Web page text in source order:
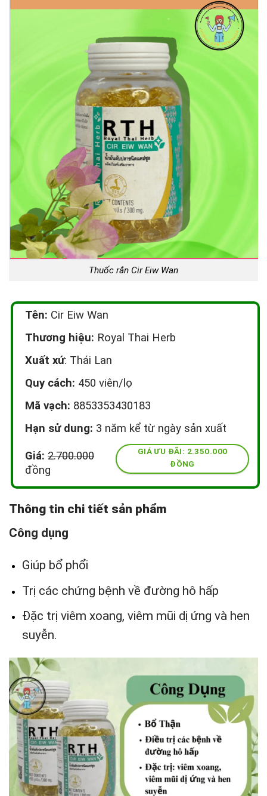
Thuốc rắn Cir Eiw Wan
Tên: Cir Eiw Wan
Thương hiệu: Royal Thai Herb
Xuất xứ: Thái Lan
Quy cách: 450 viên/lọ
Mã vạch: 8853353430183
Hạn sử dung: 3 năm kể từ ngày sản xuất
Giá: 2.700.000
đồng
GIÁ ƯU ĐÃI: 2.350.000
ĐỒNG
Thông tin chi tiết sản phẩm
Công dụng
Giúp bổ phổi
Trị các chứng bệnh về đường hô hấp
Đặc trị viêm xoang, viêm mũi dị ứng và hen
suyễn.